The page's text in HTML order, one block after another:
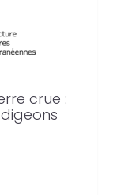
crue :